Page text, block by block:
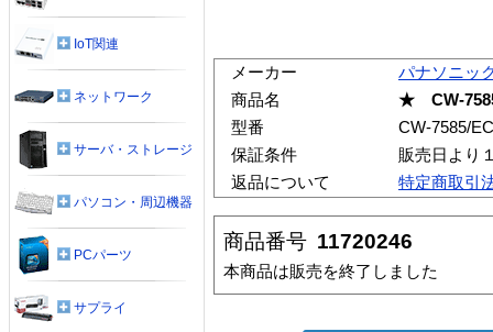
メーカー
パナソニッ
商品名
★ CW-
型番
CW-7585/
保証条件
販売日より
返品について
特定商取引
商品番号 11720246
本商品は販売を終了しました
IoT関連
ネットワーク
サーバ・ストレージ
パソコン・周辺機器
PCパーツ
サプライ